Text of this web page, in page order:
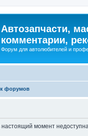
Автозапчасти,
комментарии,
Форум для автолюбителей и
форумов
момент недоступна